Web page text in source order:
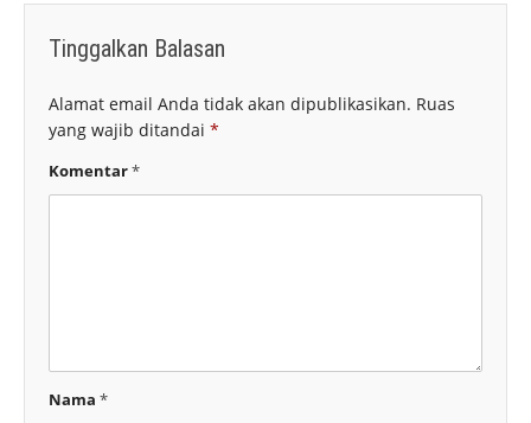
Tinggalkan Balasan
Alamat email Anda tidak akan dipublikasikan. Ruas
yang wajib ditandai *
Komentar*
Nama *